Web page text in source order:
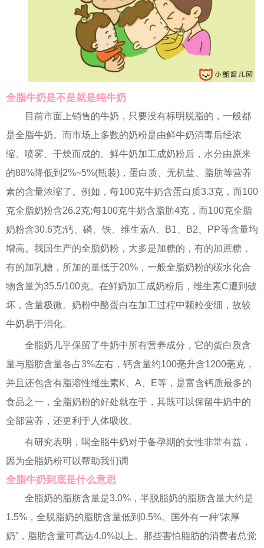
全脂牛奶是不是就是纯牛奶
目前市面上销售的牛奶，只要没有标明脱脂的，一般都
是全脂牛奶。而市场上多数的奶粉是由鲜牛奶消毒后经浓
缩、喷雾、干燥而成的。鲜牛奶加工成奶粉后，水分由原来
的88%降低到2%~5%(瓶装)，蛋白质、无机盐、脂肪等营养
素的含量浓缩了。例如，每100克牛奶含蛋白质3.3克，而100
克全脂奶粉含26.2克;每100克牛奶含脂肪4克，而100克全脂
奶粉含30.6克;钙、磷、铁、维生素A、B1、B2、PP等含量均
增高。我国生产的全脂奶粉，大多是加糖的，有的加蔗糖，
有的加乳糖，所加的量低于20%，一般全脂奶粉的碳水化合
物含量为35.5/100克。在鲜奶加工成奶粉后，维生素C遭到破
坏，含量极微。奶粉中酪蛋白在加工过程中颗粒变细，故较
牛奶易于消化。
全脂奶几乎保留了牛奶中所有营养成分，它的蛋白质含
量与脂肪含量各占3%左右，钙含量约100毫升含1200毫克，
并且还包含有脂溶性维生素K、A、E等，是富含钙质最多的
食品之一，全脂奶粉的好处就在于，其既可以保留牛奶中的
全部营养，还更利于人体吸收。
有研究表明，喝全脂牛奶对于备孕期的女性非常有益，
因为全脂奶粉可以帮助我们调
全脂牛奶到底是什么意思
全脂奶的脂肪含量是3.0%，半脱脂奶的脂肪含量大约是
1.5%，全脱脂奶的脂肪含量低到0.5%。国外有一种“浓厚
奶”，脂肪含量可高达4.0%以上。那些害怕脂肪的消费者总觉